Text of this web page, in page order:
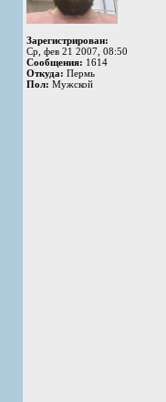
Зарегистрирован:
Ср, фев 21 2007, 08:50
Сообщения: 1614
Откуда: Пермь
Пол: Мужской